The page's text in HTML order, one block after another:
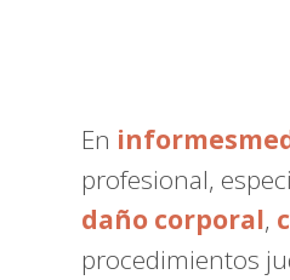
En
profesional,
daño corporal,
procedimientos